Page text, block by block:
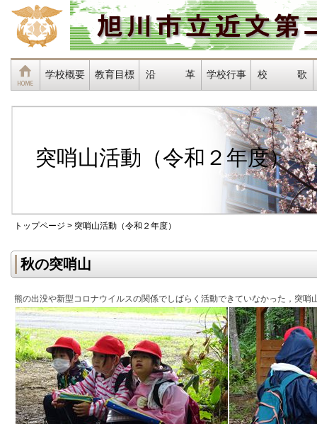
学校概要 教育目標 沿 革 学校行事 校 歌
突哨山活動（令和２年度）
トップページ > 突哨山活動（令和２年度）
秋の突哨山
熊の出没や新型コロナウイルスの関係でしばらく活動できていなかった，突哨